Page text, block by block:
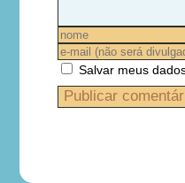
Salvar meus